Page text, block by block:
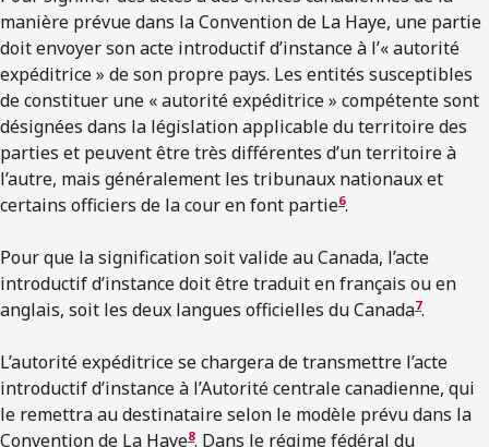
manière prévue dans la Convention de La Haye, une partie
doit envoyer son acte introductif d’instance à l’« autorité
expéditrice » de son propre pays. Les entités susceptibles
de constituer une « autorité expéditrice » compétente sont
désignées dans la législation applicable du territoire des
parties et peuvent être très différentes d’un territoire à
l’autre, mais généralement les tribunaux nationaux et
certains officiers de la cour en font partie6.
Pour que la signification soit valide au Canada, l’acte
introductif d’instance doit être traduit en français ou en
anglais, soit les deux langues officielles du Canada7.
L’autorité expéditrice se chargera de transmettre l’acte
introductif d’instance à l’Autorité centrale canadienne, qui
le remettra au destinataire selon le modèle prévu dans la
Convention de La Haye8. Dans le régime fédéral du